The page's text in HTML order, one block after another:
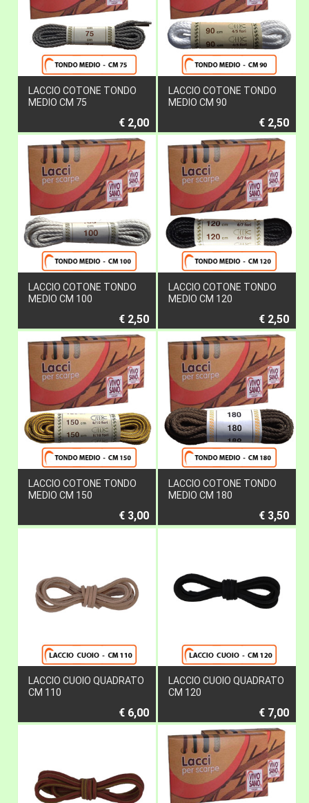
LACCIO COTONE TONDO
MEDIO CM 75
€ 2,00
LACCIO COTONE TONDO
MEDIO CM 90
€ 2,50
LACCIO COTONE TONDO
MEDIO CM 100
€ 2,50
LACCIO COTONE TONDO
MEDIO CM 120
€ 2,50
LACCIO COTONE TONDO
MEDIO CM 150
€ 3,00
LACCIO COTONE TONDO
MEDIO CM 180
€ 3,50
LACCIO CUOIO QUADRATO
CM 110
€ 6,00
LACCIO CUOIO QUADRATO
CM 120
€ 7,00